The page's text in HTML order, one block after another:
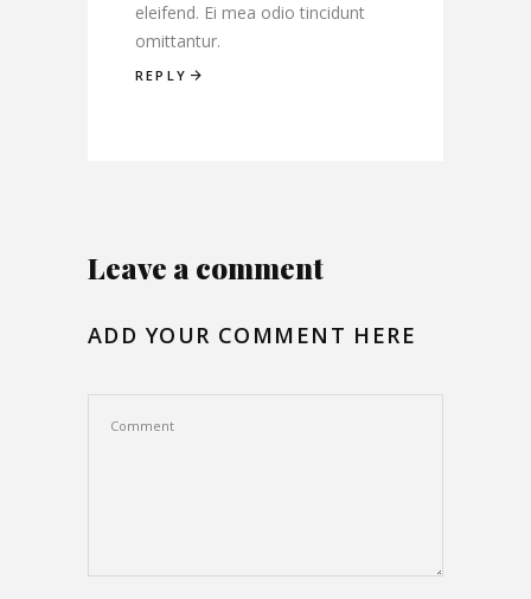
eleifend. Ei mea odio tincidunt
omittantur.
REPLY
Leave a comment
ADD YOUR COMMENT HERE